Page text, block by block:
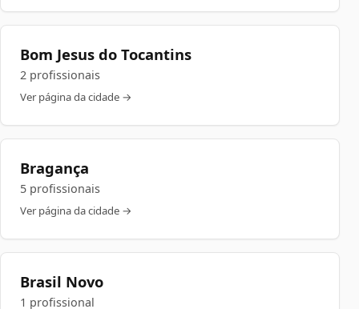
Bom Jesus do Tocantins
2 profissionais
Ver página da cidade →
Bragança
5 profissionais
Ver página da cidade →
Brasil Novo
1 profissional